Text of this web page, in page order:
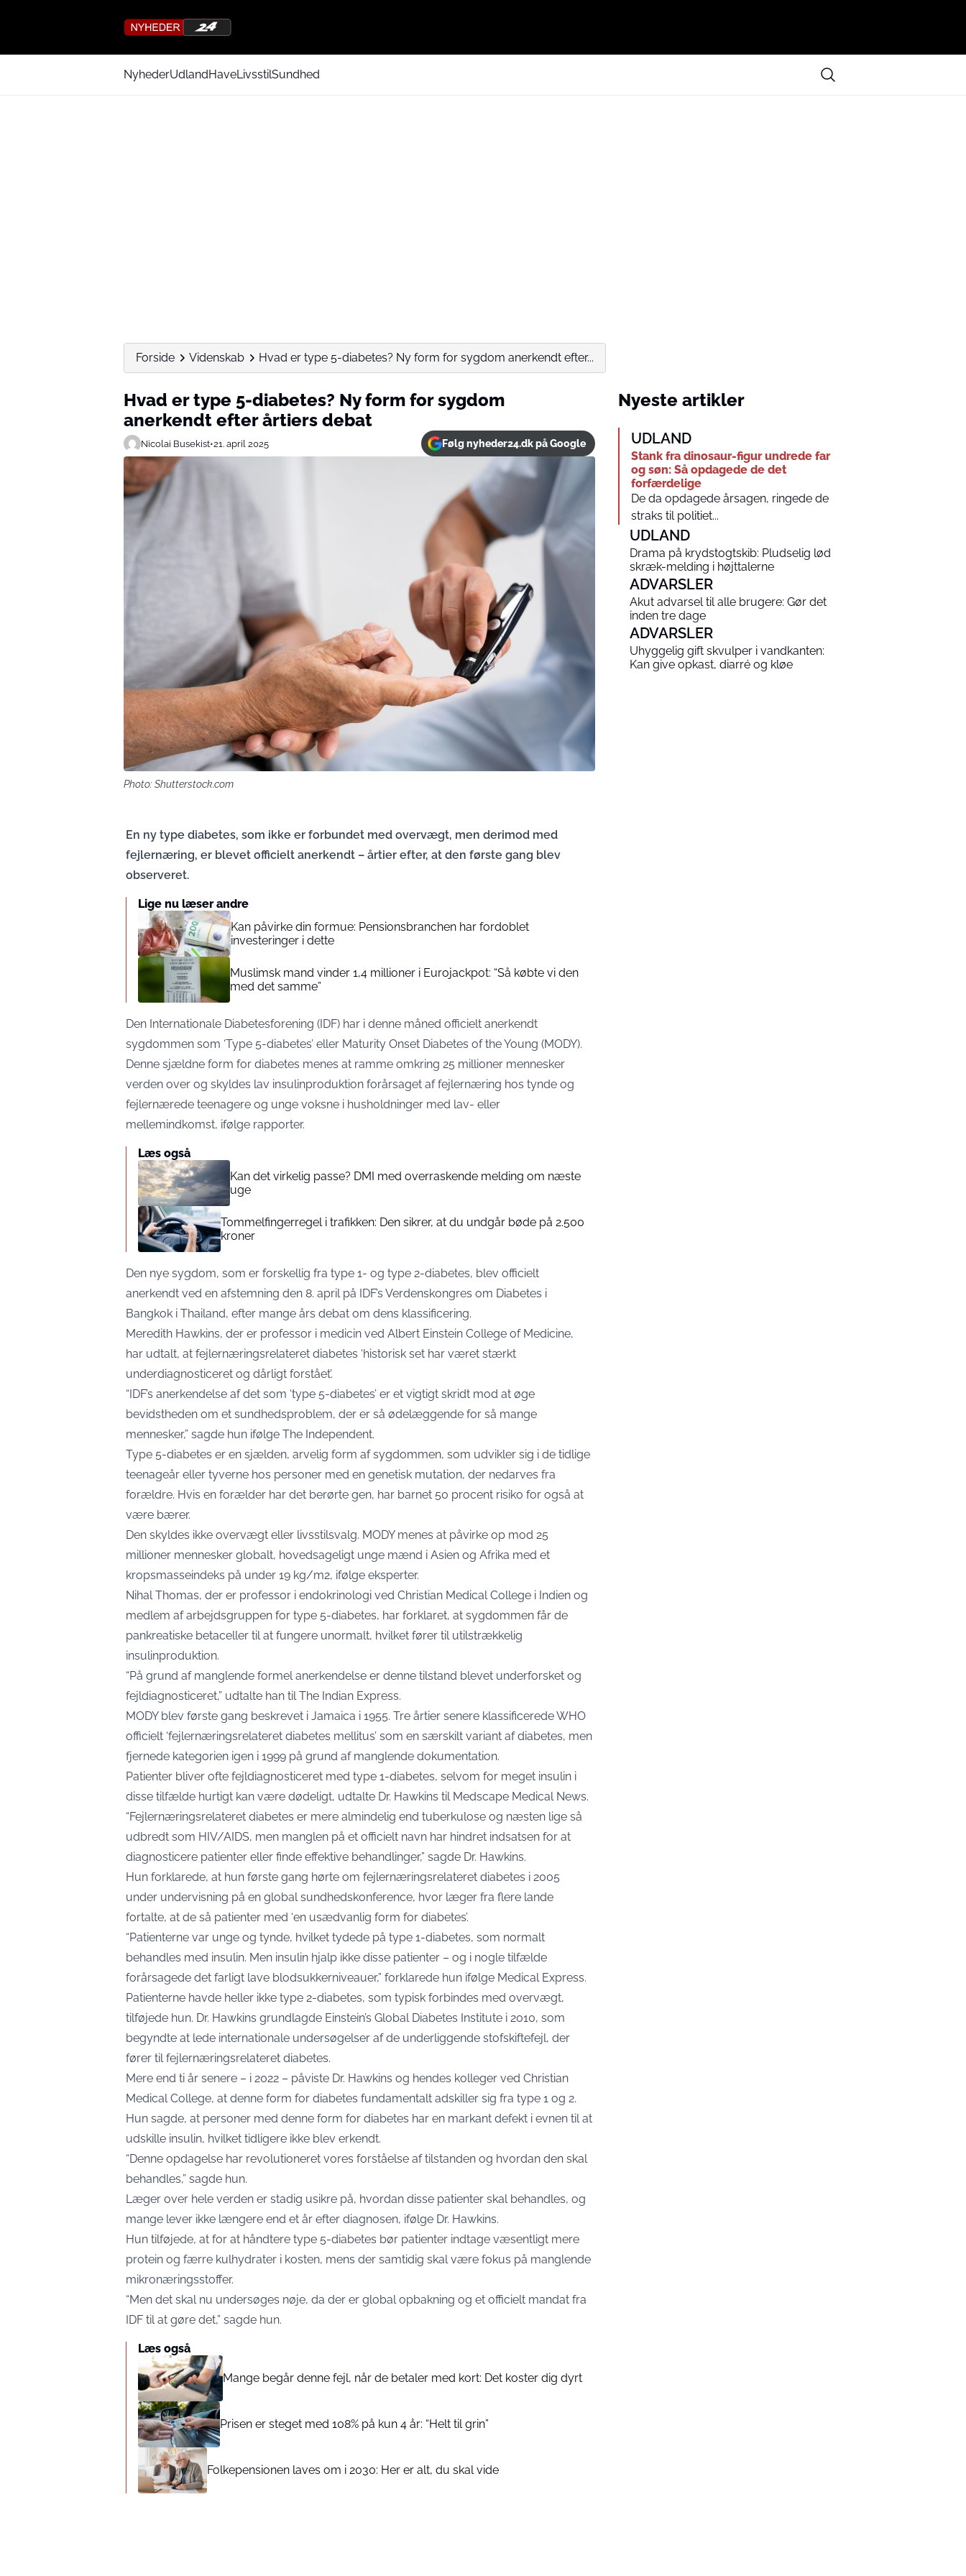
NyhederUdlandHaveLivsstilSundhed
Forside Videnskab Hvad er type 5-diabetes? Ny form for sygdom anerkendt efter...
Hvad er type 5-diabetes? Ny form for sygdom
anerkendt efter årtiers debat
Nicolai Busekist•21. april 2025 Følg nyheder24.dk på Google
Photo: Shutterstock.com
En ny type diabetes, som ikke er forbundet med overvægt, men derimod med
fejlernæring, er blevet officielt anerkendt – årtier efter, at den første gang blev
observeret.
Lige nu læser andre
Kan påvirke din formue: Pensionsbranchen har fordoblet
investeringer i dette
Muslimsk mand vinder 1,4 millioner i Eurojackpot: “Så købte vi den
med det samme”
Den Internationale Diabetesforening (IDF) har i denne måned officielt anerkendt
sygdommen som ‘Type 5-diabetes’ eller Maturity Onset Diabetes of the Young (MODY).
Denne sjældne form for diabetes menes at ramme omkring 25 millioner mennesker
verden over og skyldes lav insulinproduktion forårsaget af fejlernæring hos tynde og
fejlernærede teenagere og unge voksne i husholdninger med lav- eller
mellemindkomst, ifølge rapporter.
Læs også
Kan det virkelig passe? DMI med overraskende melding om næste
uge
Tommelfingerregel i trafikken: Den sikrer, at du undgår bøde på 2.500
kroner
Den nye sygdom, som er forskellig fra type 1- og type 2-diabetes, blev officielt
anerkendt ved en afstemning den 8. april på IDF’s Verdenskongres om Diabetes i
Bangkok i Thailand, efter mange års debat om dens klassificering.
Meredith Hawkins, der er professor i medicin ved Albert Einstein College of Medicine,
har udtalt, at fejlernæringsrelateret diabetes ‘historisk set har været stærkt
underdiagnosticeret og dårligt forstået’.
“IDF’s anerkendelse af det som ‘type 5-diabetes’ er et vigtigt skridt mod at øge
bevidstheden om et sundhedsproblem, der er så ødelæggende for så mange
mennesker,” sagde hun ifølge The Independent.
Type 5-diabetes er en sjælden, arvelig form af sygdommen, som udvikler sig i de tidlige
teenageår eller tyverne hos personer med en genetisk mutation, der nedarves fra
forældre. Hvis en forælder har det berørte gen, har barnet 50 procent risiko for også at
være bærer.
Den skyldes ikke overvægt eller livsstilsvalg. MODY menes at påvirke op mod 25
millioner mennesker globalt, hovedsageligt unge mænd i Asien og Afrika med et
kropsmasseindeks på under 19 kg/m2, ifølge eksperter.
Nihal Thomas, der er professor i endokrinologi ved Christian Medical College i Indien og
medlem af arbejdsgruppen for type 5-diabetes, har forklaret, at sygdommen får de
pankreatiske betaceller til at fungere unormalt, hvilket fører til utilstrækkelig
insulinproduktion.
“På grund af manglende formel anerkendelse er denne tilstand blevet underforsket og
fejldiagnosticeret,” udtalte han til The Indian Express.
MODY blev første gang beskrevet i Jamaica i 1955. Tre årtier senere klassificerede WHO
officielt ‘fejlernæringsrelateret diabetes mellitus’ som en særskilt variant af diabetes, men
fjernede kategorien igen i 1999 på grund af manglende dokumentation.
Patienter bliver ofte fejldiagnosticeret med type 1-diabetes, selvom for meget insulin i
disse tilfælde hurtigt kan være dødeligt, udtalte Dr. Hawkins til Medscape Medical News.
“Fejlernæringsrelateret diabetes er mere almindelig end tuberkulose og næsten lige så
udbredt som HIV/AIDS, men manglen på et officielt navn har hindret indsatsen for at
diagnosticere patienter eller finde effektive behandlinger,” sagde Dr. Hawkins.
Hun forklarede, at hun første gang hørte om fejlernæringsrelateret diabetes i 2005
under undervisning på en global sundhedskonference, hvor læger fra flere lande
fortalte, at de så patienter med ‘en usædvanlig form for diabetes’.
“Patienterne var unge og tynde, hvilket tydede på type 1-diabetes, som normalt
behandles med insulin. Men insulin hjalp ikke disse patienter – og i nogle tilfælde
forårsagede det farligt lave blodsukkerniveauer,” forklarede hun ifølge Medical Express.
Patienterne havde heller ikke type 2-diabetes, som typisk forbindes med overvægt,
tilføjede hun. Dr. Hawkins grundlagde Einstein’s Global Diabetes Institute i 2010, som
begyndte at lede internationale undersøgelser af de underliggende stofskiftefejl, der
fører til fejlernæringsrelateret diabetes.
Mere end ti år senere – i 2022 – påviste Dr. Hawkins og hendes kolleger ved Christian
Medical College, at denne form for diabetes fundamentalt adskiller sig fra type 1 og 2.
Hun sagde, at personer med denne form for diabetes har en markant defekt i evnen til at
udskille insulin, hvilket tidligere ikke blev erkendt.
“Denne opdagelse har revolutioneret vores forståelse af tilstanden og hvordan den skal
behandles,” sagde hun.
Læger over hele verden er stadig usikre på, hvordan disse patienter skal behandles, og
mange lever ikke længere end et år efter diagnosen, ifølge Dr. Hawkins.
Hun tilføjede, at for at håndtere type 5-diabetes bør patienter indtage væsentligt mere
protein og færre kulhydrater i kosten, mens der samtidig skal være fokus på manglende
mikronæringsstoffer.
“Men det skal nu undersøges nøje, da der er global opbakning og et officielt mandat fra
IDF til at gøre det,” sagde hun.
Læs også
Mange begår denne fejl, når de betaler med kort: Det koster dig dyrt
Prisen er steget med 108% på kun 4 år: “Helt til grin”
Folkepensionen laves om i 2030: Her er alt, du skal vide
Nyeste artikler
UDLAND
Stank fra dinosaur-figur undrede far
og søn: Så opdagede de det
forfærdelige
De da opdagede årsagen, ringede de
straks til politiet...
UDLAND
Drama på krydstogtskib: Pludselig lød
skræk-melding i højttalerne
ADVARSLER
Akut advarsel til alle brugere: Gør det
inden tre dage
ADVARSLER
Uhyggelig gift skvulper i vandkanten:
Kan give opkast, diarré og kløe